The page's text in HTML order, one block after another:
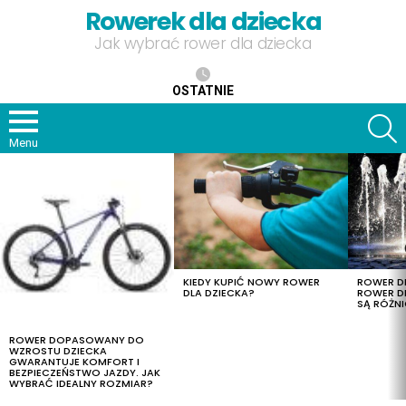
Rowerek dla dziecka
Jak wybrać rower dla dziecka
OSTATNIE
Menu
ROWER DOPASOWANY DO
WZROSTU DZIECKA
GWARANTUJE KOMFORT I
BEZPIECZEŃSTWO JAZDY. JAK
WYBRAĆ IDEALNY ROZMIAR?
KIEDY KUPIĆ NOWY ROWER
DLA DZIECKA?
ROWER
ROWER
SĄ